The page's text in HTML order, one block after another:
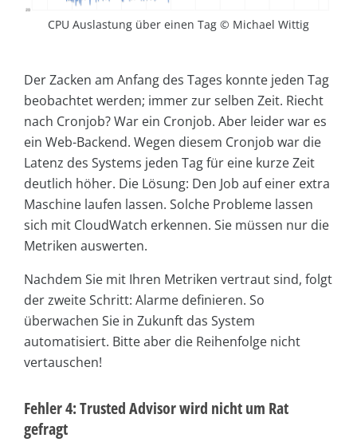
CPU Auslastung über einen Tag © Michael Wittig
Der Zacken am Anfang des Tages konnte jeden Tag
beobachtet werden; immer zur selben Zeit. Riecht
nach Cronjob? War ein Cronjob. Aber leider war es
ein Web-Backend. Wegen diesem Cronjob war die
Latenz des Systems jeden Tag für eine kurze Zeit
deutlich höher. Die Lösung: Den Job auf einer extra
Maschine laufen lassen. Solche Probleme lassen
sich mit CloudWatch erkennen. Sie müssen nur die
Metriken auswerten.
Nachdem Sie mit Ihren Metriken vertraut sind, folgt
der zweite Schritt: Alarme definieren. So
überwachen Sie in Zukunft das System
automatisiert. Bitte aber die Reihenfolge nicht
vertauschen!
Fehler 4: Trusted Advisor wird nicht um Rat
gefragt